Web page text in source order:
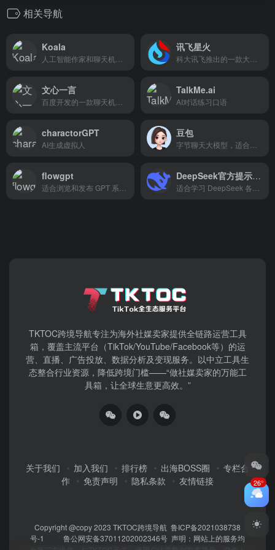
相关导航
Koala 讯飞星火
文心一言 TalkMe.ai
AI对话练习口语
charactorGPT
AI生成虚拟人
豆包
flowgpt DeepSeek官方提示词样例库
TKTOC跨境导航​专注为海外社媒卖家提供全链路运营工具
箱，覆盖主流平台（TikTok/YouTube/Facebook等）​的运
营、直播、广告投放、数据分析及变现服务。以中立工具生
态整合行业资源，降低跨境门槛——“做社媒卖家的万能工
具箱，让全球生意更高效。”
关于我们 加入我们 排行榜 出海BOSS圈
专栏合
作
免责声明 隐私条款 友情链接
Copyright @copy 2023 TKTOC跨境导航 鲁ICP备2021038738
号-1
鲁公网安备37011202002346号 声明：网站上的服务均
26°